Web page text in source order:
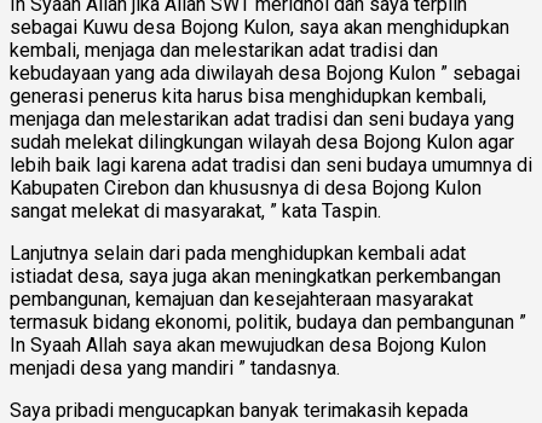
sebagai Kuwu desa Bojong Kulon, saya akan menghidupkan
kembali, menjaga dan melestarikan adat tradisi dan
kebudayaan yang ada diwilayah desa Bojong Kulon ” sebagai
generasi penerus kita harus bisa menghidupkan kembali,
menjaga dan melestarikan adat tradisi dan seni budaya yang
sudah melekat dilingkungan wilayah desa Bojong Kulon agar
lebih baik lagi karena adat tradisi dan seni budaya umumnya di
Kabupaten Cirebon dan khususnya di desa Bojong Kulon
sangat melekat di masyarakat, ” kata Taspin.
Lanjutnya selain dari pada menghidupkan kembali adat
istiadat desa, saya juga akan meningkatkan perkembangan
pembangunan, kemajuan dan kesejahteraan masyarakat
termasuk bidang ekonomi, politik, budaya dan pembangunan ”
In Syaah Allah saya akan mewujudkan desa Bojong Kulon
menjadi desa yang mandiri ” tandasnya.
Saya pribadi mengucapkan banyak terimakasih kepada